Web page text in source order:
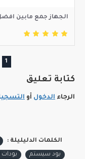
الجهاز جمع مابين
1
كتابة تعليق
الرجاء الدخول أو
الكلمات الدليليلة :
بود سيستم بودات XLIM